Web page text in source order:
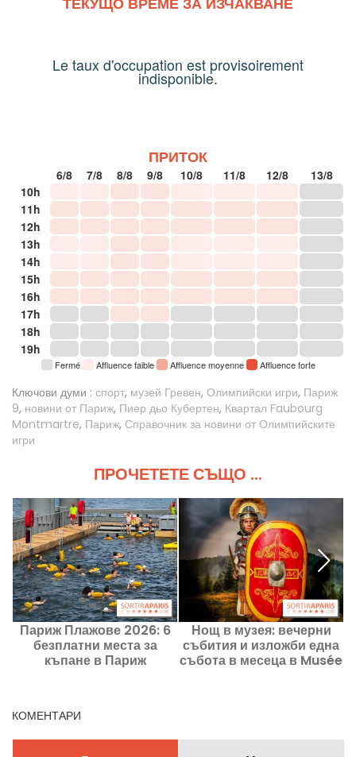
Le taux d'occupation est provisoirement
indisponible.
ПРИТОК
6/8 7/8 8/8 9/8 10/8 11/8 12/8
13/8
10h
11h
12h
13h
14h
15h
16h
17h
18h
19h
Fermé Affluence faible Affluence moyenne Affluence forte
Ключови думи : спорт, музей Гревен, Олимпийски игри, Париж
9, новини от Париж, Пиер дьо Кубертен, Квартал Faubourg
Montmartre, Париж, Справочник за новини от Олимпийските
игри
ПРОЧЕТЕТЕ СЪЩО ...
Париж Плажове 2026: 6
безплатни места за
къпане в Париж
Нощ в музея: вечерни
събития и изложби една
събота в месеца в Musée
КОМЕНТАРИ